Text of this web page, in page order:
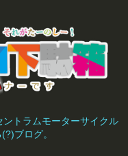
トラムモーターサイクル
ブログ。